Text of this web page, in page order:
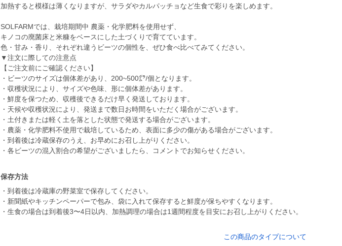
加熱すると模様は薄くなりますが、サラダやカルパッチョなど生食で彩りを楽しめます。
SOLFARMでは、栽培期間中 農薬・化学肥料を使用せず、
キノコの廃菌床と米糠をベースにした土づくりで育てています。
色・甘み・香り、それぞれ違うビーツの個性を、ぜひ食べ比べてみてください。
▼注文に際しての注意点
【ご注文前にご確認ください】
・ビーツのサイズは個体差があり、200~500㌘/個となります。
・収穫状況により、サイズや色味、形に個体差があります。
・鮮度を保つため、収穫後できるだけ早く発送しております。
・天候や収穫状況により、発送まで数日お時間をいただく場合がございます。
・土付きまたは軽く土を落とした状態で発送する場合がございます。
・農薬・化学肥料不使用で栽培しているため、表面に多少の傷がある場合がございます。
・到着後は冷蔵保存のうえ、お早めにお召し上がりください。
・各ビーツの混入割合の希望がございましたら、コメントでお知らせください。
保存方法
・到着後は冷蔵庫の野菜室で保存してください。
・新聞紙やキッチンペーパーで包み、袋に入れて保存すると鮮度が保ちやすくなります。
・生食の場合は到着後3〜4日以内、加熱調理の場合は1週間程度を目安にお召し上がりください。
この商品のタイプについて